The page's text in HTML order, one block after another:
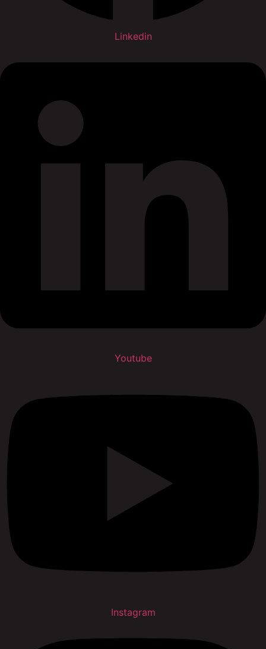
Linkedin
Youtube
Instagram